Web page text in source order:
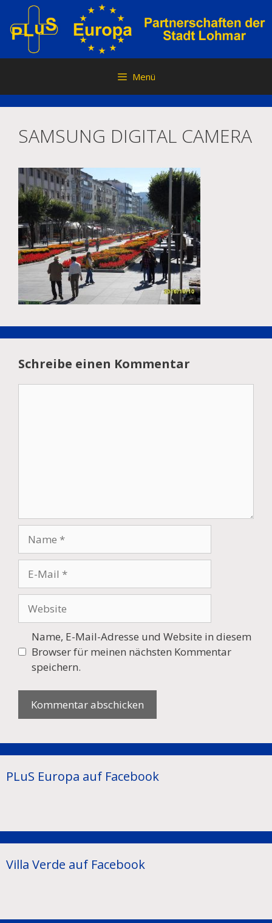
Inhalt
springen
Menü
SAMSUNG DIGITAL CAMERA
Schreibe einen Kommentar
Mail
Name, E-Mail-Adresse und Website in diesem
Browser für meinen nächsten Kommentar
speichern.
PLuS Europa auf Facebook
Villa Verde auf Facebook